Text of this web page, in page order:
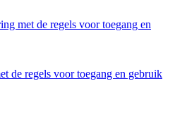
met de regels voor toegang en
de regels voor toegang en gebruik